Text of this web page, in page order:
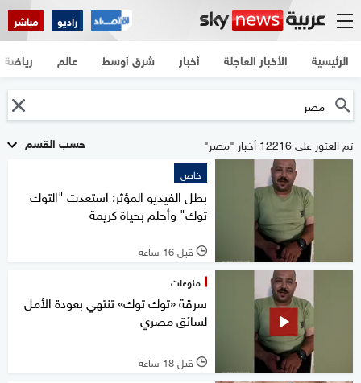
راديو مباشر
الرئيسية الأخبار العاجلة أخبار شرق أوسط عالم رياضة
حسب القسم تم العثور على 12216 أخبار "مصر"
خاص
بطل الفيديو المؤثر: استعدت "التوك
توك" وأحلم بحياة كريمة
l قبل 16 ساعة
منوعات
سرقة «توك توك» تنتهي بعودة الأمل
لسائق مصري
l قبل 18 ساعة